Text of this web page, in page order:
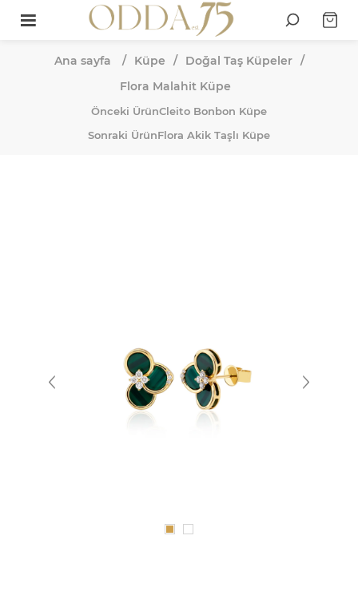
Ana sayfa / Küpe / Doğal Taş Küpeler /
Flora Malahit Küpe
Önceki ÜrünCleito Bonbon Küpe
Sonraki ÜrünFlora Akik Taşlı Küpe